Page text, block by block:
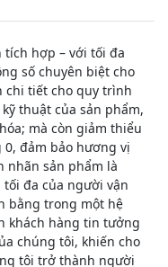
hợp – với tối đa
số chuyên biệt cho
chi tiết cho quy trình
thuật của sản phẩm,
mà còn giảm thiểu
đảm bảo hương vị
nhãn sản phẩm là
đa của người vận
bằng trong một hệ
khách hàng tin tưởng
chúng tôi, khiến cho
tôi trở thành người